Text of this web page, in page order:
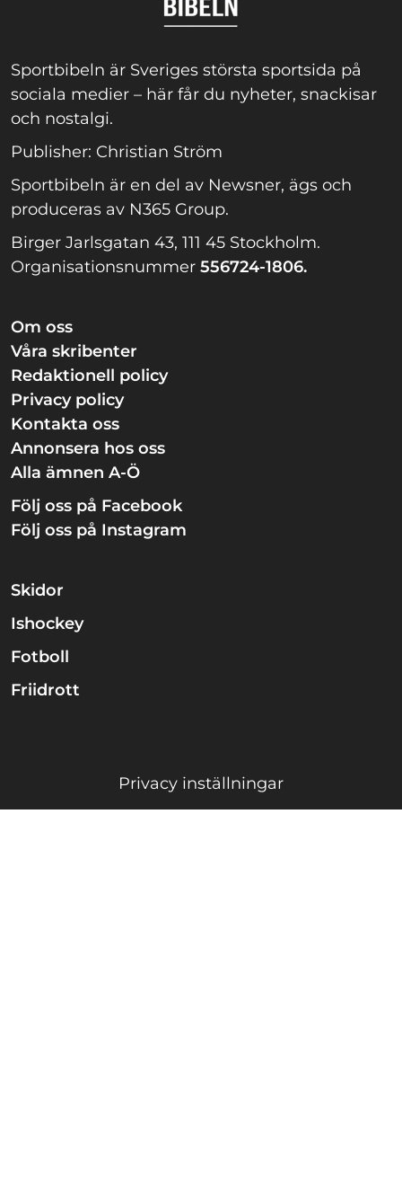
Sportbibeln är Sveriges största sportsida på
sociala medier – här får du nyheter, snackisar
och nostalgi.
Publisher: Christian Ström
Sportbibeln är en del av Newsner, ägs och
produceras av N365 Group.
Birger Jarlsgatan 43, 111 45 Stockholm.
Organisationsnummer 556724-1806.
Om oss
Våra skribenter
Redaktionell policy
Privacy policy
Kontakta oss
Annonsera hos oss
Alla ämnen A-Ö
Följ oss på Facebook
Följ oss på Instagram
Skidor
Ishockey
Fotboll
Friidrott
Privacy inställningar